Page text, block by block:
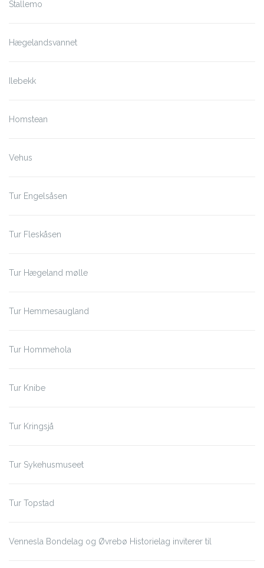
Stallemo
Hægelandsvannet
Ilebekk
Homstean
Vehus
Tur Engelsåsen
Tur Fleskåsen
Tur Hægeland mølle
Tur Hemmesaugland
Tur Hommehola
Tur Knibe
Tur Kringsjå
Tur Sykehusmuseet
Tur Topstad
Vennesla Bondelag og Øvrebø Historielag inviterer til